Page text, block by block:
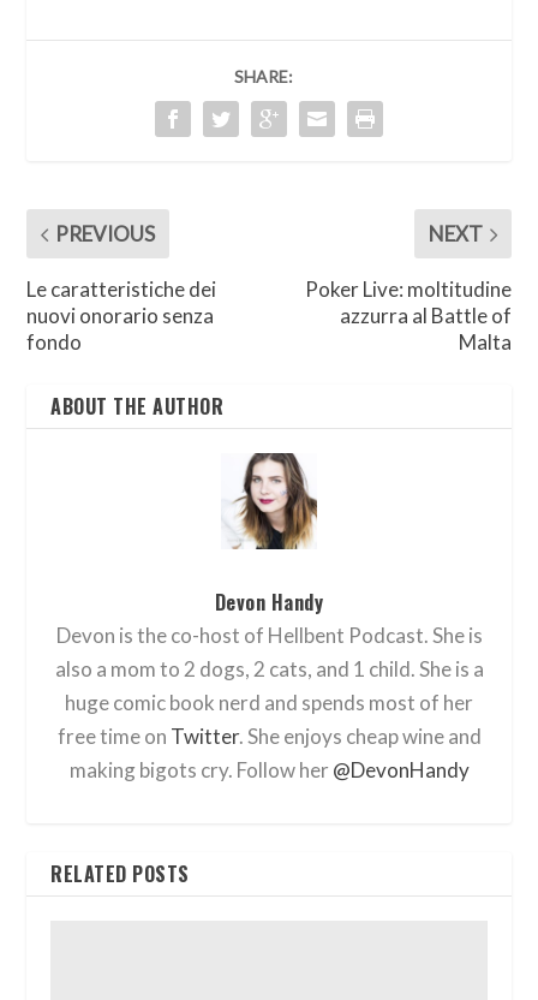
SHARE:
PREVIOUS
Le caratteristiche dei
nuovi onorario senza
fondo
NEXT
Poker Live: moltitudine
azzurra al Battle of
Malta
ABOUT THE AUTHOR
Devon Handy
Devon is the co-host of Hellbent Podcast. She is
also a mom to 2 dogs, 2 cats, and 1 child. She is a
huge comic book nerd and spends most of her
free time on Twitter. She enjoys cheap wine and
making bigots cry. Follow her @DevonHandy
RELATED POSTS